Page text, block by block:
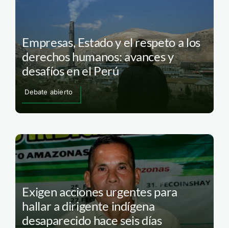
Empresas, Estado y el respeto a los
derechos humanos: avances y
desafíos en el Perú
Debate abierto
Exigen acciones urgentes para
hallar a dirigente indígena
desaparecido hace seis días